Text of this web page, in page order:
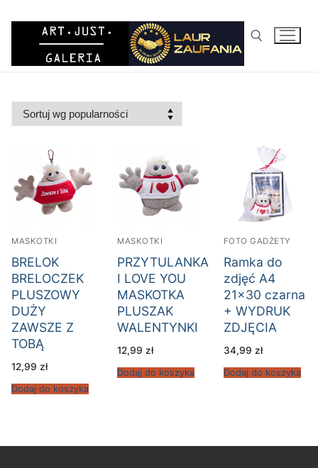
do
MASKOTKI
BRELOK
BRELOCZEK
PLUSZOWY
DUŻY
ZAWSZE Z
TOBĄ
12,99 zł
Dodaj do koszyka
MASKOTKI
PRZYTULANKA
I LOVE YOU
MASKOTKA
PLUSZAK
WALENTYNKI
12,99 zł
Dodaj do koszyka
FOTO GADŻETY
Ramka do
zdjęć A4
21×30 czarna
+ WYDRUK
ZDJĘCIA
34,99 zł
Dodaj do koszyka